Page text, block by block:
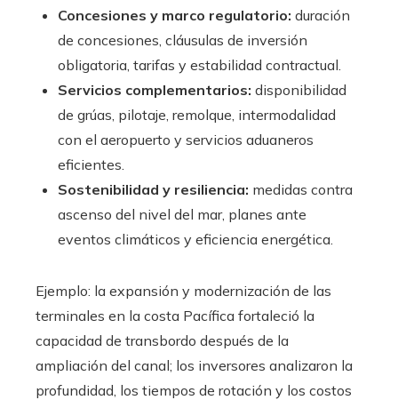
Concesiones y marco regulatorio: duración
de concesiones, cláusulas de inversión
obligatoria, tarifas y estabilidad contractual.
Servicios complementarios: disponibilidad
de grúas, pilotaje, remolque, intermodalidad
con el aeropuerto y servicios aduaneros
eficientes.
Sostenibilidad y resiliencia: medidas contra
ascenso del nivel del mar, planes ante
eventos climáticos y eficiencia energética.
Ejemplo: la expansión y modernización de las
terminales en la costa Pacífica fortaleció la
capacidad de transbordo después de la
ampliación del canal; los inversores analizaron la
profundidad, los tiempos de rotación y los costos